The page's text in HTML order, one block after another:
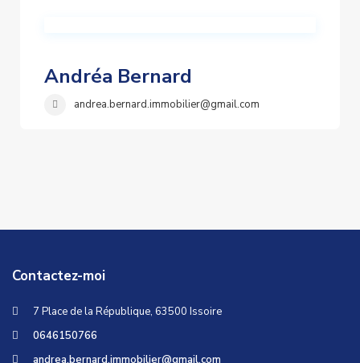
Andréa Bernard
andrea.bernard.immobilier@gmail.com
Contactez-moi
7 Place de la République, 63500 Issoire
0646150766
andrea.bernard.immobilier@gmail.com